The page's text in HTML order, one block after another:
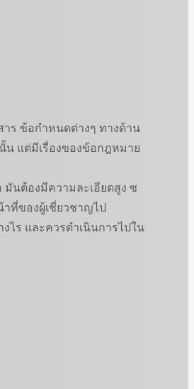
าร ข้อกำหนดต่างๆ ทางด้าน
น แต่มีเรื่องของข้อกฎหมาย
นต้องมีความละเอียดสูง ซ
าที่ของผู้เชี่ยวชาญไป
ไร และควรดำเนินการไปใน